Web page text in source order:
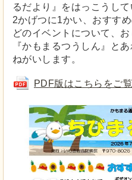
るだより』をはっこうして
2かげつに1かい、おすす
どのイベントについて、お
『かもまるつうしん』と
ねがいします。
PDF版はこちらをご